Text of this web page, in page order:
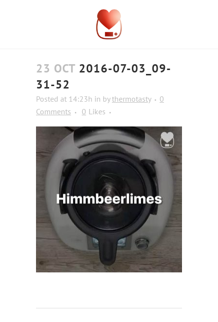
23 OCT 2016-07-03_09-
31-52
Posted at 14:23h in bythermotasty
0
Comments
0 Likes